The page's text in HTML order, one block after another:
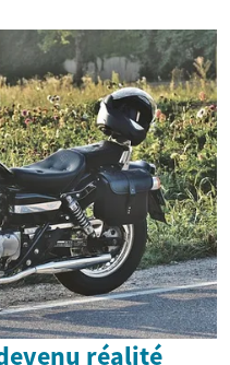
réalité